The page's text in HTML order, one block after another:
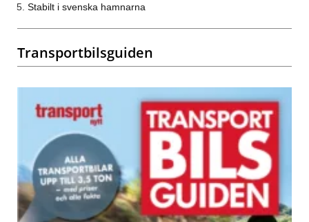
Stabilt i svenska hamnarna
Transportbilsguiden